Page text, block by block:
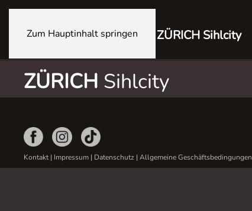
Zum Hauptinhalt springen ZÜRICH Sihlcity
ZÜRICH Sihlcity
Kontakt| Impressum | Datenschutz | Allgemeine Geschäftsbedingungen